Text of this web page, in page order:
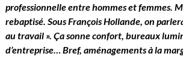
professionnelle entre hommes et femmes.
rebaptisé. Sous François Hollande, on
au travail ». Ça sonne confort, bureaux
d’entreprise… Bref, aménagements à la